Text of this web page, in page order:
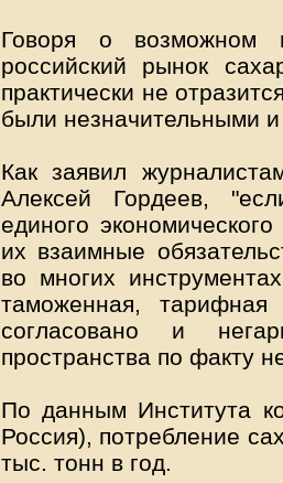
Говоря о возможном
российский рынок
практически не
были незначительными
Как заявил
Алексей Гордеев,
единого
их взаимные
во многих
таможенная,
согласовано и
пространства по факту
По данным Института
Россия), потребление
тыс. тонн в год.